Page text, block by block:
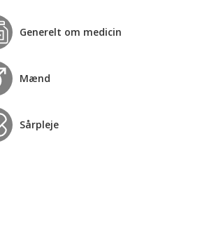
Generelt om medicin
Mænd
Sårpleje